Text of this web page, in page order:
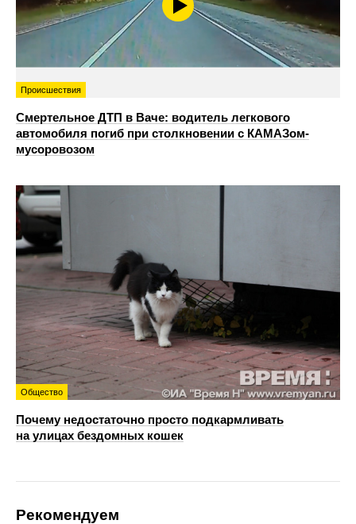
Происшествия
Смертельное ДТП в Ваче: водитель легкового
автомобиля погиб при столкновении с КАМАЗом-
мусоровозом
Общество
Почему недостаточно просто подкармливать
на улицах бездомных кошек
Рекомендуем